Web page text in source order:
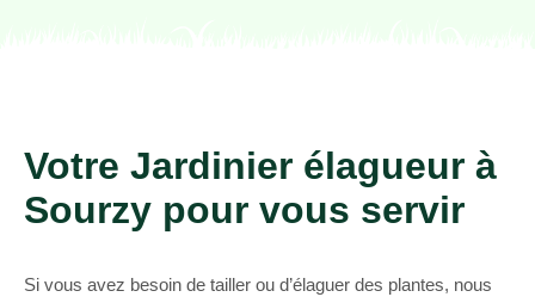
Votre Jardinier élagueur à
Sourzy pour vous servir
Si vous avez besoin de tailler ou d’élaguer des plantes, nous